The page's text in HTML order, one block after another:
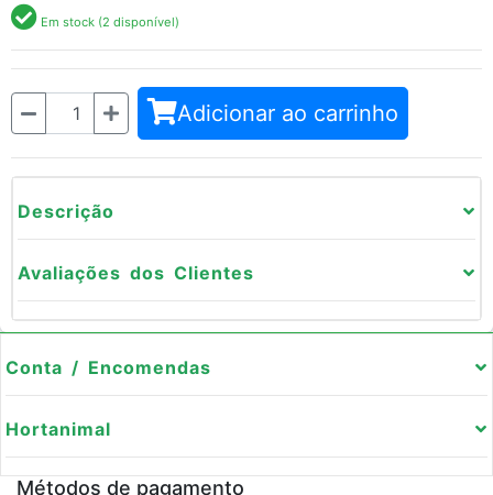
Em stock (2 disponível)
Quantidade Adicionar ao carrinho
Descrição
Avaliações dos Clientes
Conta / Encomendas
Hortanimal
Métodos de pagamento